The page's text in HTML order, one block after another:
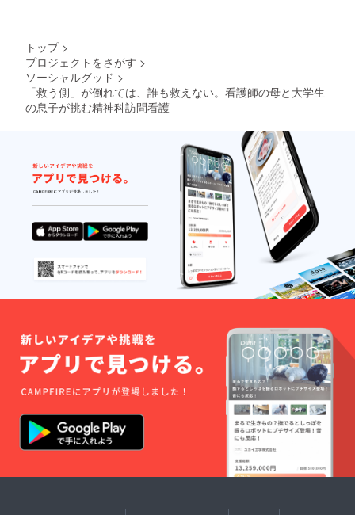
トップ >
プロジェクトをさがす >
ソーシャルグッド >
「救う側」が倒れては、誰も救えない。看護師の母と大学生
の息子が挑む精神科訪問看護